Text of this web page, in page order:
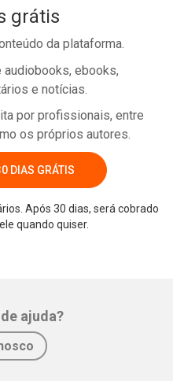
grátis
da plataforma.
ebooks,
e notícias.
por profissionais, entre
os próprios autores.
DIAS GRÁTIS
Após 30 dias, será cobrado
quando quiser.
ajuda?
Twitter E-mail